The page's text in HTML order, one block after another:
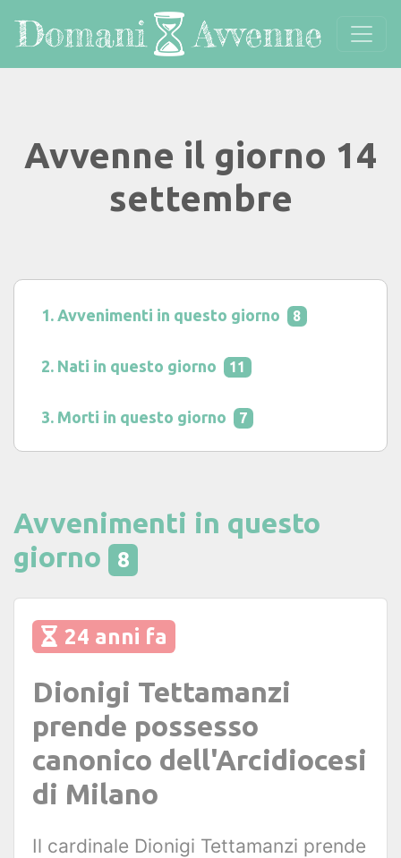
Avvenne il giorno 14
settembre
Avvenimenti in questo giorno 8
Nati in questo giorno 11
Morti in questo giorno 7
Avvenimenti in questo
giorno
8
24 anni fa
Dionigi Tettamanzi
prende possesso
canonico dell'Arcidiocesi
di Milano
Il cardinale Dionigi Tettamanzi prende